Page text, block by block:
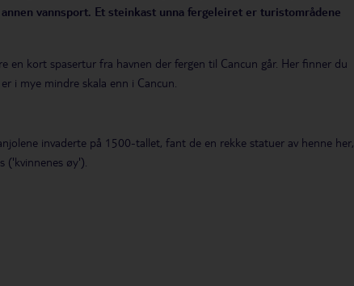
vannsport. Et steinkast unna fergeleiret er turistområdene
en kort spasertur fra havnen der fergen til Cancun går. Her finner du
i mye mindre skala enn i Cancun.
invaderte på 1500-tallet, fant de en rekke statuer av henne her,
('kvinnenes øy').